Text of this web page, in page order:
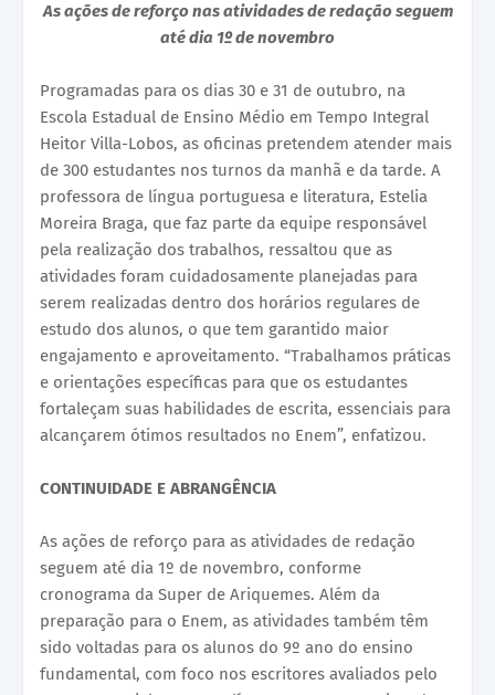
As ações de reforço nas atividades de redação seguem
até dia 1º de novembro
Programadas para os dias 30 e 31 de outubro, na
Escola Estadual de Ensino Médio em Tempo Integral
Heitor Villa-Lobos, as oficinas pretendem atender mais
de 300 estudantes nos turnos da manhã e da tarde. A
professora de língua portuguesa e literatura, Estelia
Moreira Braga, que faz parte da equipe responsável
pela realização dos trabalhos, ressaltou que as
atividades foram cuidadosamente planejadas para
serem realizadas dentro dos horários regulares de
estudo dos alunos, o que tem garantido maior
engajamento e aproveitamento. “Trabalhamos práticas
e orientações específicas para que os estudantes
fortaleçam suas habilidades de escrita, essenciais para
alcançarem ótimos resultados no Enem”, enfatizou.
CONTINUIDADE E ABRANGÊNCIA
As ações de reforço para as atividades de redação
seguem até dia 1º de novembro, conforme
cronograma da Super de Ariquemes. Além da
preparação para o Enem, as atividades também têm
sido voltadas para os alunos do 9º ano do ensino
fundamental, com foco nos escritores avaliados pelo